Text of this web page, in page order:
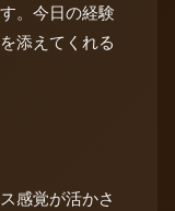
。今日の経験
添えてくれる
感覚が活かさ